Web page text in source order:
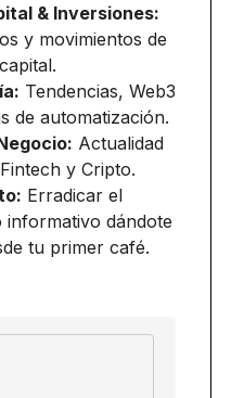
& Inversiones:
y movimientos de
capital.
Tendencias, Web3
de automatización.
Actualidad
y Cripto.
Erradicar el
informativo dándote
tu primer café.